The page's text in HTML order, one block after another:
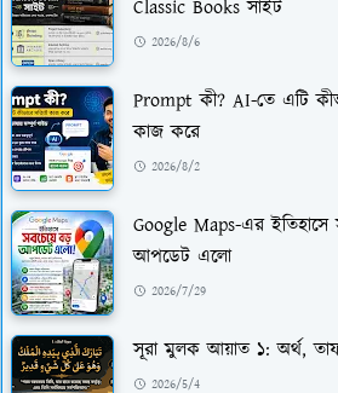
Classic Books সাইট
2026/8/6
Prompt কী? AI-তে এটি
কাজ করে
2026/8/2
Google Maps-এর ইতিহাসে
আপডেট এলো
2026/7/29
সূরা মুলক আয়াত ১: অর্থ,
2026/5/4